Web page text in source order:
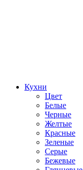
Кухни
Цвет
Белые
Черные
Желтые
Красные
Зеленые
Серые
Бежевые